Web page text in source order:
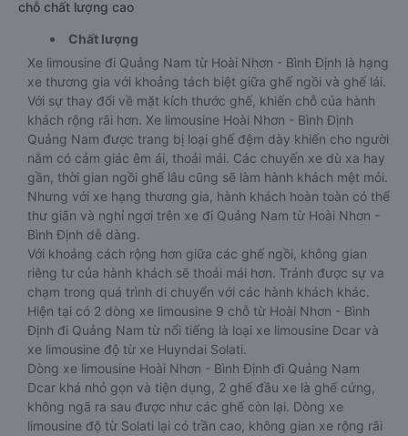
chỗ chất lượng cao
Chất lượng
Xe limousine đi Quảng Nam từ Hoài Nhơn - Bình Định là hạng
xe thương gia với khoảng tách biệt giữa ghế ngồi và ghế lái.
Với sự thay đổi về mặt kích thước ghế, khiến chỗ của hành
khách rộng rãi hơn. Xe limousine Hoài Nhơn - Bình Định
Quảng Nam được trang bị loại ghế đệm dày khiến cho người
nằm có cảm giác êm ái, thoải mái. Các chuyến xe dù xa hay
gần, thời gian ngồi ghế lâu cũng sẽ làm hành khách mệt mỏi.
Nhưng với xe hạng thương gia, hành khách hoàn toàn có thể
thư giãn và nghỉ ngơi trên xe đi Quảng Nam từ Hoài Nhơn -
Bình Định dễ dàng.
Với khoảng cách rộng hơn giữa các ghế ngồi, không gian
riêng tư của hành khách sẽ thoải mái hơn. Tránh được sự va
chạm trong quá trình di chuyển với các hành khách khác.
Hiện tại có 2 dòng xe limousine 9 chỗ từ Hoài Nhơn - Bình
Định đi Quảng Nam từ nổi tiếng là loại xe limousine Dcar và
xe limousine độ từ xe Huyndai Solati.
Dòng xe limousine Hoài Nhơn - Bình Định đi Quảng Nam
Dcar khá nhỏ gọn và tiện dụng, 2 ghế đầu xe là ghế cứng,
không ngã ra sau được như các ghế còn lại. Dòng xe
limousine độ từ Solati lại có trần cao, không gian xe rộng rãi